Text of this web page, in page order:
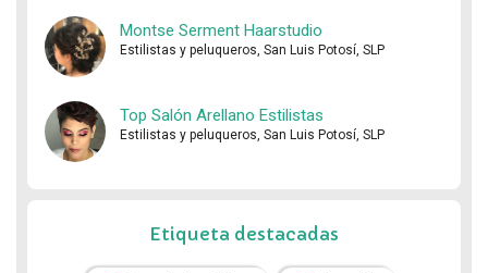
Montse Serment Haarstudio
Estilistas y peluqueros, San Luis Potosí, SLP
Top Salón Arellano Estilistas
Estilistas y peluqueros, San Luis Potosí, SLP
Etiqueta destacadas